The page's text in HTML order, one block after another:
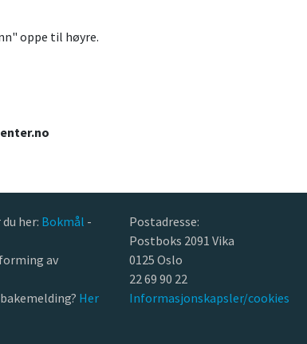
oppe til høyre.
her: Bokmål -
av
Her
Postadresse:
Postboks 2091 Vika
0125 Oslo
22 69 90 22
Informasjonskapsler/cookies